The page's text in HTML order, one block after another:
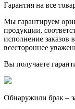
Гарантия на все
Мы гарантируем
продукции,
исполнение заказов
всестороннее
Вы получаете
Обнаружили брак –